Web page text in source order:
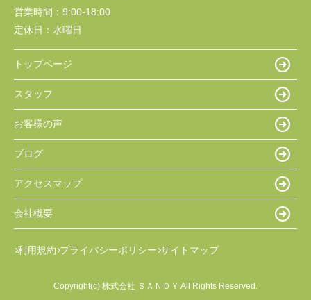
営業時間： 9:00-18:00
定休日： 水曜日
トップページ
スタッフ
お客様の声
ブログ
アクセスマップ
会社概要
利用規約 プライバシーポリシー サイトマップ
Copyright(c) 株式会社 ＳＡＮＤＹ All Rights Reserved.